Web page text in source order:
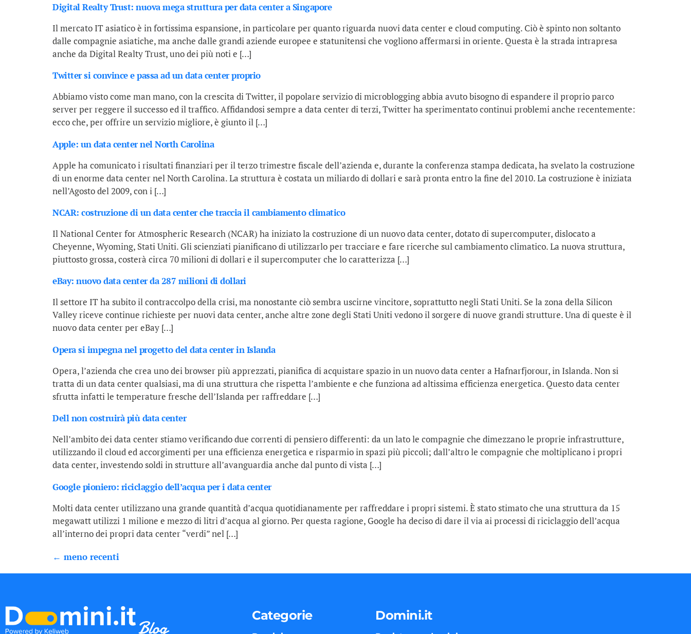
Digital Realty Trust: nuova mega struttura per data center a Singapore
Il mercato IT asiatico è in fortissima espansione, in particolare per quanto riguarda nuovi data center e cloud computing. Ciò è spinto non soltanto
dalle compagnie asiatiche, ma anche dalle grandi aziende europee e statunitensi che vogliono affermarsi in oriente. Questa è la strada intrapresa
anche da Digital Realty Trust, uno dei più noti e […]
Twitter si convince e passa ad un data center proprio
Abbiamo visto come man mano, con la crescita di Twitter, il popolare servizio di microblogging abbia avuto bisogno di espandere il proprio parco
server per reggere il successo ed il traffico. Affidandosi sempre a data center di terzi, Twitter ha sperimentato continui problemi anche recentemente:
ecco che, per offrire un servizio migliore, è giunto il […]
Apple: un data center nel North Carolina
Apple ha comunicato i risultati finanziari per il terzo trimestre fiscale dell’azienda e, durante la conferenza stampa dedicata, ha svelato la costruzione
di un enorme data center nel North Carolina. La struttura è costata un miliardo di dollari e sarà pronta entro la fine del 2010. La costruzione è iniziata
nell’Agosto del 2009, con i […]
NCAR: costruzione di un data center che traccia il cambiamento climatico
Il National Center for Atmospheric Research (NCAR) ha iniziato la costruzione di un nuovo data center, dotato di supercomputer, dislocato a
Cheyenne, Wyoming, Stati Uniti. Gli scienziati pianificano di utilizzarlo per tracciare e fare ricerche sul cambiamento climatico. La nuova struttura,
piuttosto grossa, costerà circa 70 milioni di dollari e il supercomputer che lo caratterizza […]
eBay: nuovo data center da 287 milioni di dollari
Il settore IT ha subito il contraccolpo della crisi, ma nonostante ciò sembra uscirne vincitore, soprattutto negli Stati Uniti. Se la zona della Silicon
Valley riceve continue richieste per nuovi data center, anche altre zone degli Stati Uniti vedono il sorgere di nuove grandi strutture. Una di queste è il
nuovo data center per eBay […]
Opera si impegna nel progetto del data center in Islanda
Opera, l’azienda che crea uno dei browser più apprezzati, pianifica di acquistare spazio in un nuovo data center a Hafnarfjorour, in Islanda. Non si
tratta di un data center qualsiasi, ma di una struttura che rispetta l’ambiente e che funziona ad altissima efficienza energetica. Questo data center
sfrutta infatti le temperature fresche dell’Islanda per raffreddare […]
Dell non costruirà più data center
Nell’ambito dei data center stiamo verificando due correnti di pensiero differenti: da un lato le compagnie che dimezzano le proprie infrastrutture,
utilizzando il cloud ed accorgimenti per una efficienza energetica e risparmio in spazi più piccoli; dall’altro le compagnie che moltiplicano i propri
data center, investendo soldi in strutture all’avanguardia anche dal punto di vista […]
Google pioniero: riciclaggio dell’acqua per i data center
Molti data center utilizzano una grande quantità d’acqua quotidianamente per raffreddare i propri sistemi. È stato stimato che una struttura da 15
megawatt utilizzi 1 milione e mezzo di litri d’acqua al giorno. Per questa ragione, Google ha deciso di dare il via ai processi di riciclaggio dell’acqua
all’interno dei propri data center “verdi” nel […]
← meno recenti
Categorie Domini.it